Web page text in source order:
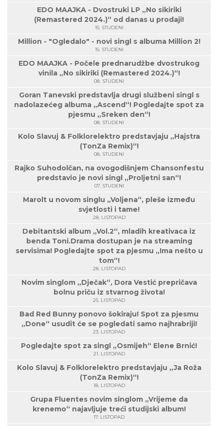
EDO MAAJKA - Dvostruki LP „No sikiriki
(Remastered 2024.)“ od danas u prodaji!
15. STUDENI
Million - "Ogledalo" - novi singl s albuma Million 2!
15. STUDENI
EDO MAAJKA - Počele prednarudžbe dvostrukog
vinila „No sikiriki (Remastered 2024.)“!
08. STUDENI
Goran Tanevski predstavlja drugi službeni singl s
nadolazećeg albuma „Ascend“! Pogledajte spot za
pjesmu „Sreken den“!
08. STUDENI
Kolo Slavuj & Folklorelektro predstavjaju „Hajstra
(TonZa Remix)“!
08. STUDENI
Rajko Suhodolčan, na ovogodišnjem Chansonfestu
predstavio je novi singl „Proljetni san“!
07. STUDENI
Marolt u novom singlu „Voljena“, pleše između
svjetlosti i tame!
28. LISTOPAD
Debitantski album „Vol.2“, mladih kreativaca iz
benda Toni.Drama dostupan je na streaming
servisima! Pogledajte spot za pjesmu „Ima nešto u
tom“!
28. LISTOPAD
Novim singlom „Dječak“, Dora Vestić prepričava
bolnu priču iz stvarnog života!
25. LISTOPAD
Bad Red Bunny ponovo šokiraju! Spot za pjesmu
„Done“ usudit će se pogledati samo najhrabriji!
23. LISTOPAD
Pogledajte spot za singl „Osmijeh“ Elene Brnić!
21. LISTOPAD
Kolo Slavuj & Folklorelektro predstavjaju „Ja Roža
(TonZa Remix)“!
18. LISTOPAD
Grupa Fluentes novim singlom „Vrijeme da
krenemo“ najavljuje treći studijski album!
17. LISTOPAD